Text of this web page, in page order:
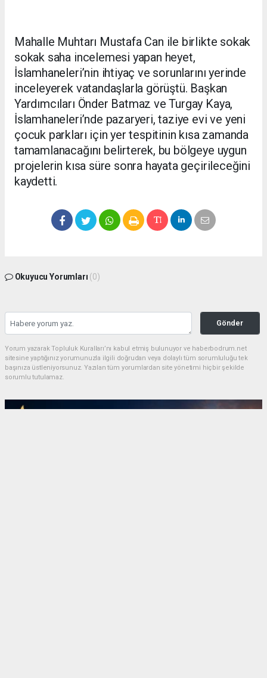
Mahalle Muhtarı Mustafa Can ile birlikte sokak
sokak saha incelemesi yapan heyet,
İslamhaneleri’nin ihtiyaç ve sorunlarını yerinde
inceleyerek vatandaşlarla görüştü. Başkan
Yardımcıları Önder Batmaz ve Turgay Kaya,
İslamhaneleri’nde pazaryeri, taziye evi ve yeni
çocuk parkları için yer tespitinin kısa zamanda
tamamlanacağını belirterek, bu bölgeye uygun
projelerin kısa süre sonra hayata geçirileceğini
kaydetti.
Okuyucu Yorumları (0)
Gönder
Yorum yazarak Topluluk Kuralları’nı kabul etmiş bulunuyor ve haberbodrum.net
sitesine yaptığınız yorumunuzla ilgili doğrudan veya dolaylı tüm sorumluluğu tek
başınıza üstleniyorsunuz. Yazılan tüm yorumlardan site yönetimi hiçbir şekilde
sorumlu tutulamaz.